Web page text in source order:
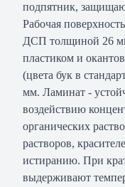
подпятник,
Рабочая
ДСП толщиной 26
пластиком и
(цвета бук в
мм. Ламинат -
воздействию
органических
растворов,
истиранию. При
выдерживают